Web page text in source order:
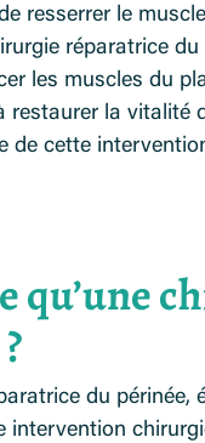
resserrer le
réparatrice
les muscles du
restaurer la vitalité
de cette
qu’une
du périnée,
intervention